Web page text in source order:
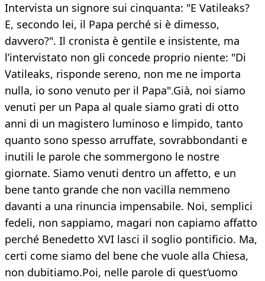
Intervista un signore sui cinquanta: "E Vatileaks?
E, secondo lei, il Papa perché si è dimesso,
davvero?". Il cronista è gentile e insistente, ma
l’intervistato non gli concede proprio niente: "Di
Vatileaks, risponde sereno, non me ne importa
nulla, io sono venuto per il Papa".Già, noi siamo
venuti per un Papa al quale siamo grati di otto
anni di un magistero luminoso e limpido, tanto
quanto sono spesso arruffate, sovrabbondanti e
inutili le parole che sommergono le nostre
giornate. Siamo venuti dentro un affetto, e un
bene tanto grande che non vacilla nemmeno
davanti a una rinuncia impensabile. Noi, semplici
fedeli, non sappiamo, magari non capiamo affatto
perché Benedetto XVI lasci il soglio pontificio. Ma,
certi come siamo del bene che vuole alla Chiesa,
non dubitiamo.Poi, nelle parole di quest’uomo